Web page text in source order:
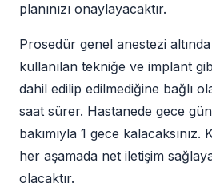
planınızı onaylayacaktır.
Prosedür genel anestezi
kullanılan tekniğe ve implant
dahil edilip edilmediğine bağlı
saat sürer. Hastanede gece
bakımıyla 1 gece kalacaksınız.
her aşamada net iletişim
olacaktır.